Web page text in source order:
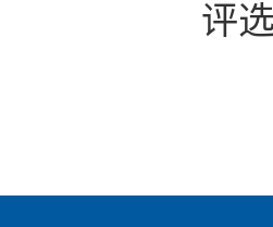
评